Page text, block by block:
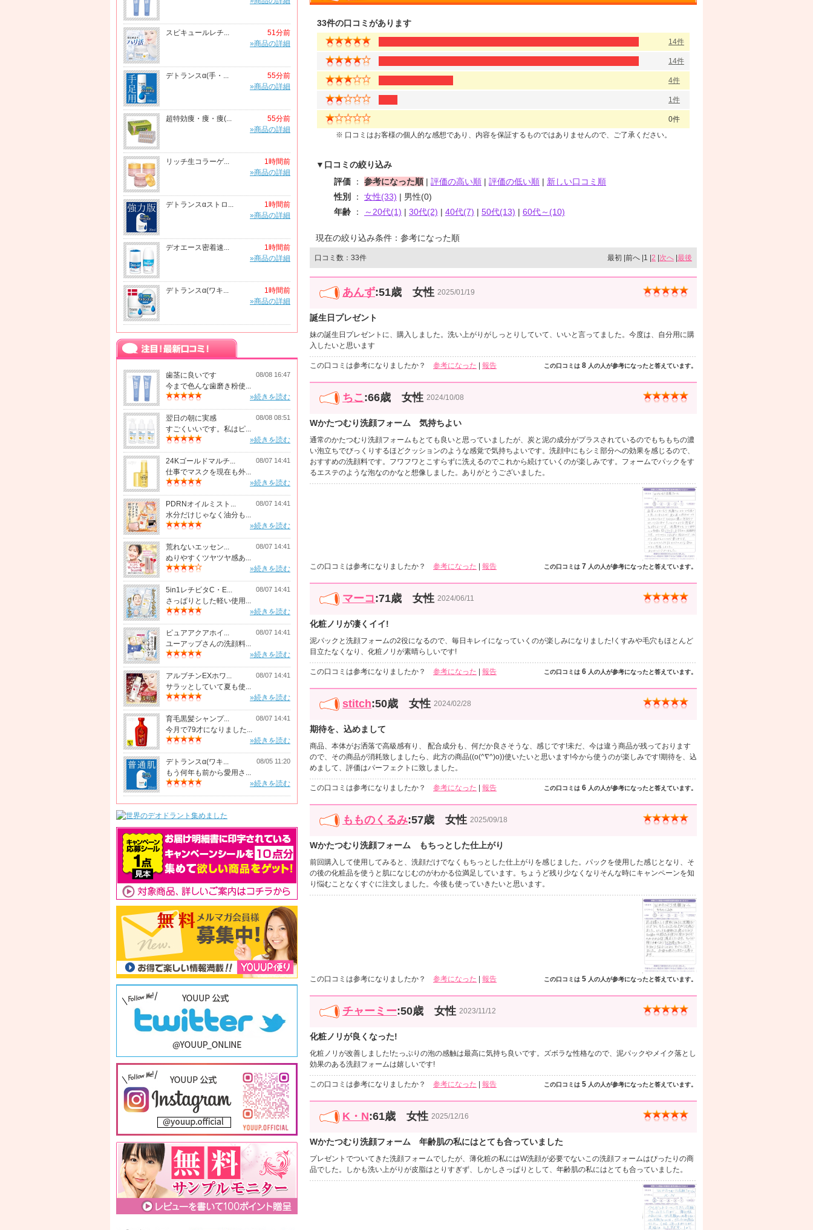
スピキュールレチ...
51分前
»商品の詳細
デトランスα(手・...
55分前
»商品の詳細
超特効痩・痩・痩(...
55分前
»商品の詳細
リッチ生コラーゲ...
1時間前
»商品の詳細
デトランスαストロ...
1時間前
»商品の詳細
デオエース密着速...
1時間前
»商品の詳細
デトランスα(ワキ...
1時間前
»商品の詳細
歯茎に良いです 08/08 16:47
今まで色んな歯磨き粉使...
»続きを読む
翌日の朝に実感 08/08 08:51
すごくいいです。私はピ...
»続きを読む
24Kゴールドマルチ... 08/07 14:41
仕事でマスクを現在も外...
»続きを読む
PDRNオイルミスト... 08/07 14:41
水分だけじゃなく油分も...
»続きを読む
荒れないエッセン... 08/07 14:41
ぬりやすくツヤツヤ感あ...
»続きを読む
5in1レチビタC・E... 08/07 14:41
さっぱりとした軽い使用...
»続きを読む
ピュアアクアホイ... 08/07 14:41
ユーアップさんの洗顔料...
»続きを読む
アルブチンEXホワ... 08/07 14:41
サラッとしていて夏も使...
»続きを読む
育毛黒髪シャンプ... 08/07 14:41
今月で79才になりました...
»続きを読む
デトランスα(ワキ... 08/05 11:20
もう何年も前から愛用さ...
»続きを読む
33件の口コミがあります
14件
14件
4件
1件
0件
※ 口コミはお客様の個人的な感想であり、内容を保証するものではありませんので、ご了承ください。
▼口コミの絞り込み
評価 ： 参考になった順 | 評価の高い順 | 評価の低い順 | 新しい口コミ順
性別
： 女性(33) | 男性(0)
年齢 ： ～20代(1) | 30代(2) | 40代(7) | 50代(13) | 60代～(10)
現在の絞り込み条件：参考になった順
口コミ数：33件 最初 |前へ |1 | 2 次へ 最後
あんず:51歳 女性 2025/01/19
誕生日プレゼント
妹の誕生日プレゼントに、購入しました。洗い上がりがしっとりしていて、いいと言ってました。今度は、自分用に購
入したいと思います
この口コミは 8 人の人が参考になったと答えています。
この口コミは参考になりましたか？ 参考になった 報告
ちこ:66歳 女性 2024/10/08
Wかたつむり洗顔フォーム 気持ちよい
通常のかたつむり洗顔フォームもとても良いと思っていましたが、炭と泥の成分がプラスされているのでもちもちの濃
い泡立ちでびっくりするほどクッションのような感覚で気持ちよいです。洗顔中にもシミ部分への効果を感じるので、
おすすめの洗顔料です。フワフワとこすらずに洗えるのでこれから続けていくのが楽しみです。フォームでパックをす
るエステのような泡なのかなと想像しました。ありがとうございました。
この口コミは 7 人の人が参考になったと答えています。
この口コミは参考になりましたか？ 参考になった 報告
マーコ:71歳 女性 2024/06/11
化粧ノリが凄くイイ!
泥パックと洗顔フォームの2役になるので、毎日キレイになっていくのが楽しみになりました!くすみや毛穴もほとんど
目立たなくなり、化粧ノリが素晴らしいです!
この口コミは 6 人の人が参考になったと答えています。
この口コミは参考になりましたか？ 参考になった 報告
stitch:50歳 女性 2024/02/28
期待を、込めまして
商品、本体がお洒落で高級感有り、 配合成分も、何だか良さそうな、感じです!未だ、今は違う商品が残っております
ので、その商品が消耗致しましたら、此方の商品((o(^∇^)o))使いたいと思います!今から使うのが楽しみです!期待を、込
めまして、評価はパーフェクトに致しました。
この口コミは 6 人の人が参考になったと答えています。
この口コミは参考になりましたか？ 参考になった 報告
もものくるみ:57歳 女性 2025/09/18
Wかたつむり洗顔フォーム もちっとした仕上がり
前回購入して使用してみると、洗顔だけでなくもちっとした仕上がりを感じました。パックを使用した感じとなり、そ
の後の化粧品を使うと肌になじむのがわかる位満足しています。ちょうど残り少なくなりそんな時にキャンペーンを知
り悩むことなくすぐに注文しました。今後も使っていきたいと思います。
この口コミは 5 人の人が参考になったと答えています。
この口コミは参考になりましたか？ 参考になった | 報告
チャーミー:50歳 女性 2023/11/12
化粧ノリが良くなった!
化粧ノリが改善しました!たっぷりの泡の感触は最高に気持ち良いです。ズボラな性格なので、泥パックやメイク落とし
効果のある洗顔フォームは嬉しいです!
この口コミは 5 人の人が参考になったと答えています。
この口コミは参考になりましたか？ 参考になった | 報告
K・N:61歳 女性 2025/12/16
Wかたつむり洗顔フォーム 年齢肌の私にはとても合っていました
プレゼントでついてきた洗顔フォームでしたが、薄化粧の私にはW洗顔が必要でないこの洗顔フォームはぴったりの商
品でした。しかも洗い上がりが皮脂はとりすぎず、しかしさっぱりとして、年齢肌の私にはとても合っていました。